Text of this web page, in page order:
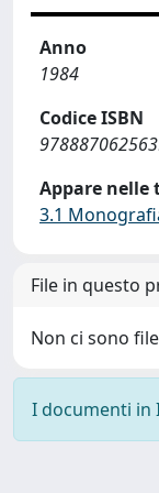
Anno
1984
Codice ISBN
Appare nelle
3.1
File in questo
Non ci sono
I documenti in